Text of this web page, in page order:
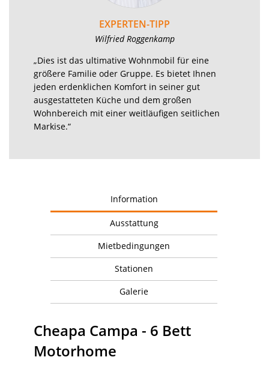
EXPERTEN-TIPP
Wilfried Roggenkamp
„Dies ist das ultimative Wohnmobil für eine
größere Familie oder Gruppe. Es bietet Ihnen
jeden erdenklichen Komfort in seiner gut
ausgestatteten Küche und dem großen
Wohnbereich mit einer weitläufigen seitlichen
Markise.“
Information
Ausstattung
Mietbedingungen
Stationen
Galerie
Cheapa Campa - 6 Bett
Motorhome